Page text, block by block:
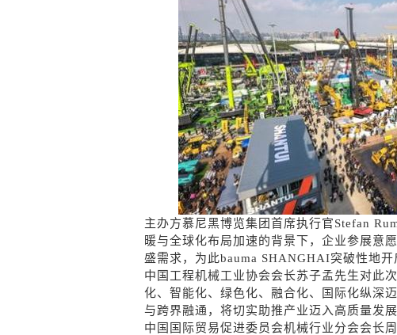
主办方慕尼黑博览集团首席执行官Stefan
暖与全球化布局加速的背景下，企业参展意
盛需求，为此bauma SHANGHAI突破性地开
中国工程机械工业协会会长苏子孟先生对此
化、智能化、绿色化、融合化、国际化纵深
与跨界融通，将切实助推产业迈入高质量发
中国国际贸易促进委员会机械行业分会会长